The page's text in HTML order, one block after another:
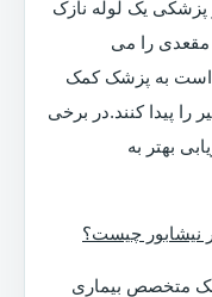
پزشکی یک لوله نازک
مقعدی را می
است به پزشک کمک
را پیدا کنند.در برخی
بهتر به
نیشابور چیست؟
متخصص بیماری